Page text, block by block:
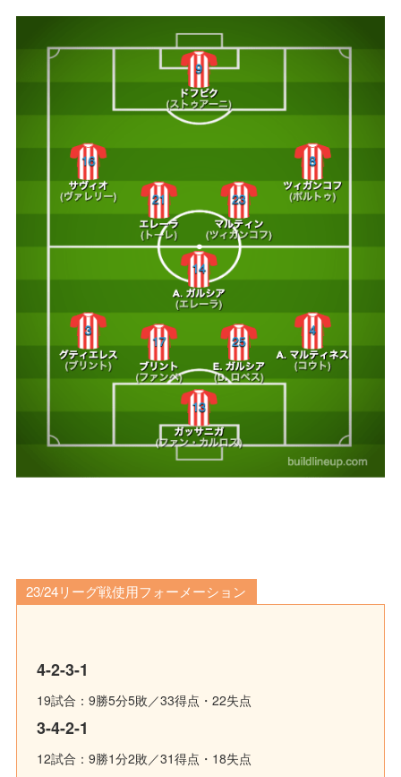
23/24リーグ戦使用フォーメーション
4-2-3-1
19試合：9勝5分5敗／33得点・22失点
3-4-2-1
12試合：9勝1分2敗／31得点・18失点